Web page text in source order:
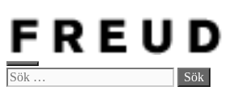
Hoppa
innehåll
MENY
Sök